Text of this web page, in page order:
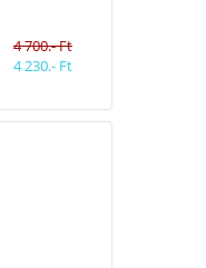
4 700.- Ft
4 230.- Ft